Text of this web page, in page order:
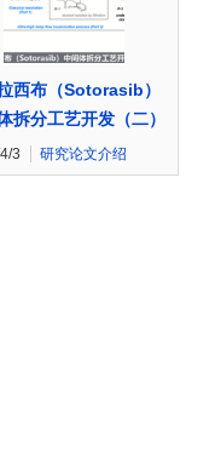
西布（Sotorasib）
拆分工艺开发（二）
3 研究论文介绍